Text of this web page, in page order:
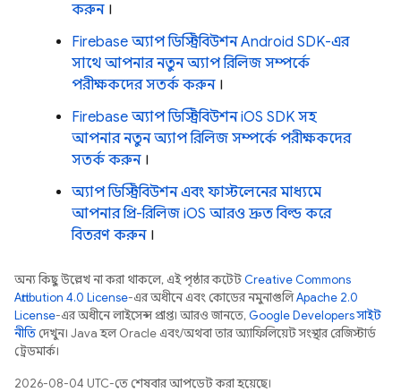
করুন।
Firebase অ্যাপ ডিস্ট্রিবিউশন Android SDK-এর
সাথে আপনার নতুন অ্যাপ রিলিজ সম্পর্কে
পরীক্ষকদের সতর্ক করুন।
Firebase অ্যাপ ডিস্ট্রিবিউশন iOS SDK সহ
আপনার নতুন অ্যাপ রিলিজ সম্পর্কে পরীক্ষকদের
সতর্ক করুন।
অ্যাপ ডিস্ট্রিবিউশন এবং ফাস্টলেনের মাধ্যমে
আপনার প্রি-রিলিজ iOS আরও দ্রুত বিল্ড করে
বিতরণ করুন।
অন্য কিছু উল্লেখ না করা থাকলে, এই পৃষ্ঠার কন্টেন্টCreative Commons
Attribution 4.0 License-এর অধীনে এবং কোডের নমুনাগুলিApache 2.0
License-এর অধীনে লাইসেন্স প্রাপ্ত। আরও জানতে,Google Developers সাইট
নীতি দেখুন। Java হল Oracle এবং/অথবা তার অ্যাফিলিয়েট সংস্থার রেজিস্টার্ড
ট্রেডমার্ক।
2026-08-04 UTC-তে শেষবার আপডেট করা হয়েছে।